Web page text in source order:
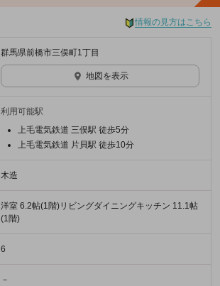
情報の見方はこちら
群馬県前橋市三俣町1丁目
地図を表示
利用可能駅
上毛電気鉄道 三俣駅 徒歩5分
上毛電気鉄道 片貝駅 徒歩10分
木造
洋室 6.2帖(1階)リビングダイニングキッチン 11.1帖
(1階)
6
－